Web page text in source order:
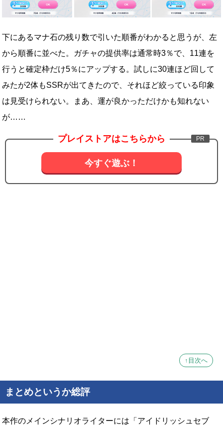
下にあるマナ石の残り数で引いた順番がわかると思うが、左
から順番に並べた。ガチャの提供率は通常時3％で、11連を
行うと確定枠だけ5％にアップする。試しに30連ほど回して
みたが2体もSSRが出てきたので、それほど絞っている印象
は見受けられない。まあ、運が良かっただけかも知れない
が……
プレイストアはこちらから
今すぐ遊ぶ！
↑目次へ
まとめというか総評
本作のメインシナリオライターには「アイドリッシュセブ